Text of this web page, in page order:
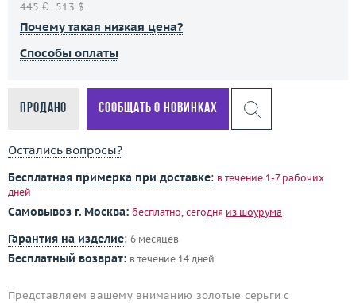
445 € 513 $
Почему такая низкая цена?
Способы оплаты
Продано Сообщать о новинках
Остались вопросы?
Бесплатная примерка при доставке: в течение 1-7 рабочих
дней
Самовывоз г. Москва: бесплатно, сегодня из шоурума
Гарантия на изделие: 6 месяцев
Бесплатный возврат: в течение 14 дней
Представляем вашему вниманию золотые серьги с